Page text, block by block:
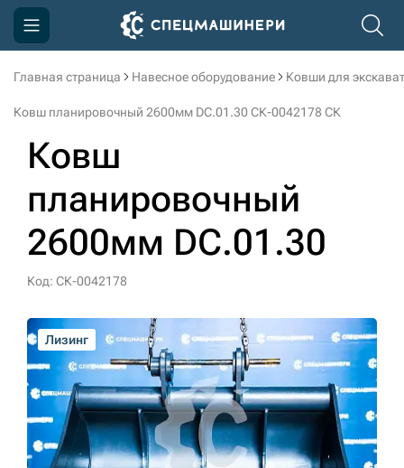
Главная страница Навесное оборудование Ковши для
Ковш планировочный 2600мм DC.01.30 СК-0042178 СК
Ковш
планировочный
2600мм DC.01.30
Код: СК-0042178
Лизинг
Лизинг
Лизинг
Лизинг
Лизинг
Компания
Доставка и оплата
Информация
Контакты
3D тур по производству
sksale@skdst.ru
+7 (499) 394-50-93